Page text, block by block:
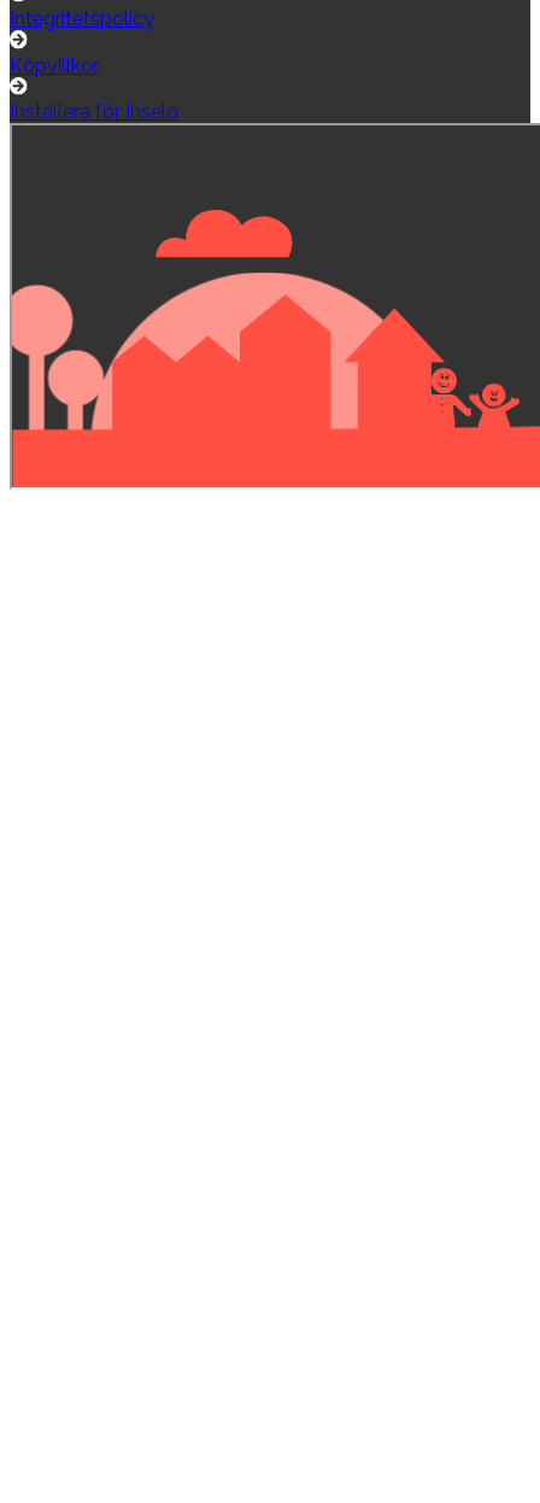
Integritetspolicy
Köpvillkor
Installera för Inselo